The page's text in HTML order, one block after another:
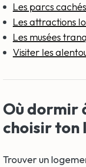
Les parcs cachés
Les attractions
Les musées
Visiter les
Où dormir
choisir ton
Trouver un